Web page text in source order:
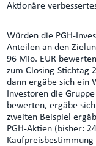
Aktionäre
Würden die PGH-
Anteilen an den
96 Mio. EUR
zum Closing-Stichtag
dann ergäbe sich ein
Investoren die
bewerten, ergäbe
zweiten Beispiel
PGH-Aktien (bisher: